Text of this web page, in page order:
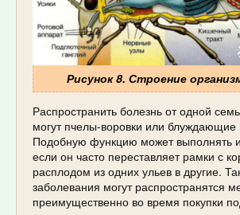
Рисунок 8. Строение
Распространить болезнь от одной
могут пчелы-воровки или блуждающие
Подобную функцию может выполнять
если он часто переставляет рамки с
расплодом из одних ульев в другие.
заболевания могут распространятся
преимущественно во время покупки